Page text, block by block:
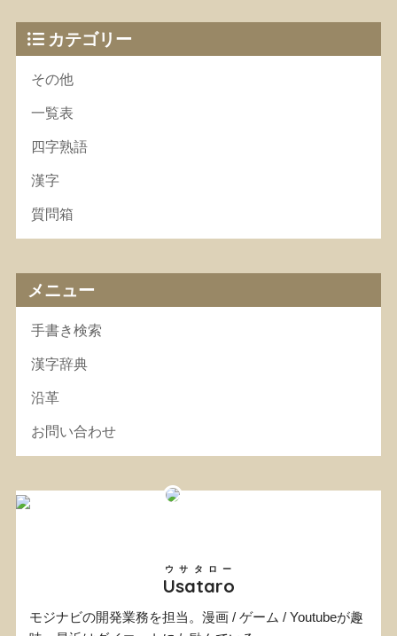
カテゴリー
その他
一覧表
四字熟語
漢字
質問箱
メニュー
手書き検索
漢字辞典
沿革
お問い合わせ
Usataro
ウサタロー
モジナビの開発業務を担当。漫画 / ゲーム / Youtubeが趣